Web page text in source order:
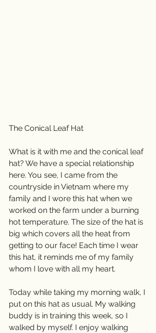
The Conical Leaf Hat
What is it with me and the conical leaf
hat? We have a special relationship
here. You see, I came from the
countryside in Vietnam where my
family and I wore this hat when we
worked on the farm under a burning
hot temperature. The size of the hat is
big which covers all the heat from
getting to our face! Each time I wear
this hat, it reminds me of my family
whom I love with all my heart.
Today while taking my morning walk, I
put on this hat as usual. My walking
buddy is in training this week, so I
walked by myself. I enjoy walking